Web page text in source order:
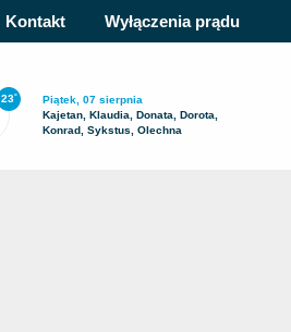
Kontakt Wyłączenia prądu
23°
Piątek, 07 sierpnia
Kajetan, Klaudia, Donata, Dorota,
Konrad, Sykstus, Olechna